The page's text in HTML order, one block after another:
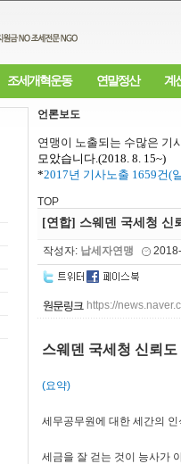
조세개혁운동 연말정산 계
언론보도
연맹이 노출되는 수많은 기
모았습니다.(2018. 8. 15~)
*2017년 기사노출 1659건(
TOP
[연합] 스웨덴 국세청
작성자: 납세자연맹
https://
스웨덴 국세청 신뢰
(요약)
세무공무원에 대한 세간의
세금을 잘 걷는 것이 능사가